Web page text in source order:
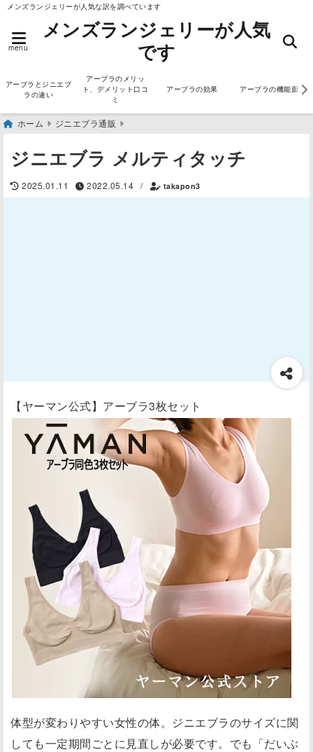
メンズランジェリーが人気な訳を調べています
menu
メンズランジェリーが人気
です
アーブラとジニエブ
ラの違い
アーブラのメリッ
ト、デメリット口コ
ミ
アーブラの効果 アーブラの機能面
ホーム ジニエブラ通販
ジニエブラ メルティタッチ
2025.01.11 2022.05.14 / takapon3
【ヤーマン公式】アーブラ3枚セット
体型が変わりやすい女性の体。ジニエブラのサイズに関
しても一定期間ごとに見直しが必要です。でも「だいぶ